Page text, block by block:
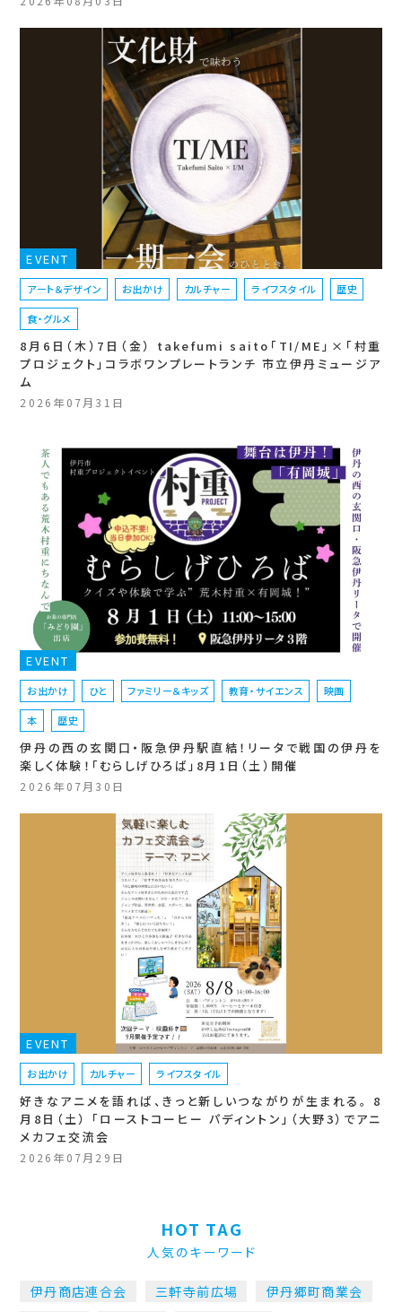
EVENT
アート＆デザイン お出かけ カルチャー ライフスタイル 歴史
食・グルメ
8月6日（木）7日（金） takefumi saito「TI/ME」×「村重
プロジェクト」コラボワンプレートランチ 市立伊丹ミュージア
ム
2026年07月31日
EVENT
お出かけ ひと ファミリー＆キッズ 教育・サイエンス 映画
本 歴史
伊丹の西の玄関口・阪急伊丹駅直結！リータで戦国の伊丹を
楽しく体験！「むらしげひろば」8月1日（土）開催
2026年07月30日
EVENT
お出かけ カルチャー ライフスタイル
好きなアニメを語れば、きっと新しいつながりが生まれる。 8
月8日（土） 「ローストコーヒー パディントン」（大野3）でアニ
メカフェ交流会
2026年07月29日
HOT TAG
人気のキーワード
伊丹商店連合会 三軒寺前広場 伊丹郷町商業会